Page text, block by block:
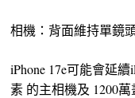
相機：背面維持單鏡
iPhone 17e可能會延
素 的主相機及 1200萬